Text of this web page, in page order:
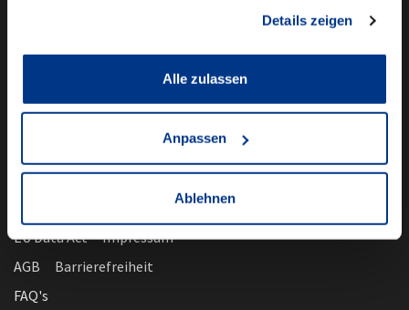
Details zeigen
Alle zulassen
Anpassen
Ablehnen
News & Events
Ausbildung
EU Data Act
Impressum
AGB
Barrierefreiheit
FAQ's